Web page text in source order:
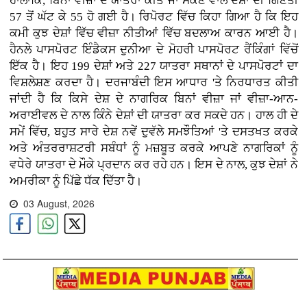
57 ਤੋਂ ਘੱਟ ਕੇ 55 ਹੋ ਗਈ ਹੈ। ਰਿਪੋਰਟ ਵਿੱਚ ਕਿਹਾ ਗਿਆ ਹੈ ਕਿ ਇਹ
ਕਮੀ ਕੁਝ ਦੇਸ਼ਾਂ ਵਿੱਚ ਵੀਜ਼ਾ ਨੀਤੀਆਂ ਵਿੱਚ ਬਦਲਾਅ ਕਾਰਨ ਆਈ ਹੈ।
ਹੈਨਲੇ ਪਾਸਪੋਰਟ ਇੰਡੈਕਸ ਦੁਨੀਆ ਦੇ ਮੋਹਰੀ ਪਾਸਪੋਰਟ ਰੈਂਕਿੰਗਾਂ ਵਿੱਚੋਂ
ਇੱਕ ਹੈ। ਇਹ 199 ਦੇਸ਼ਾਂ ਅਤੇ 227 ਯਾਤਰਾ ਸਥਾਨਾਂ ਦੇ ਪਾਸਪੋਰਟਾਂ ਦਾ
ਵਿਸ਼ਲੇਸ਼ਣ ਕਰਦਾ ਹੈ। ਦਰਜਾਬੰਦੀ ਇਸ ਆਧਾਰ 'ਤੇ ਨਿਰਧਾਰਤ ਕੀਤੀ
ਜਾਂਦੀ ਹੈ ਕਿ ਕਿਸੇ ਦੇਸ਼ ਦੇ ਨਾਗਰਿਕ ਬਿਨਾਂ ਵੀਜ਼ਾ ਜਾਂ ਵੀਜ਼ਾ-ਆਨ-
ਅਰਾਈਵਲ ਦੇ ਨਾਲ ਕਿੰਨੇ ਦੇਸ਼ਾਂ ਦੀ ਯਾਤਰਾ ਕਰ ਸਕਦੇ ਹਨ। ਹਾਲ ਹੀ ਦੇ
ਸਮੇਂ ਵਿੱਚ, ਬਹੁਤ ਸਾਰੇ ਦੇਸ਼ ਨਵੇਂ ਦੁਵੱਲੇ ਸਮਝੌਤਿਆਂ 'ਤੇ ਦਸਤਖਤ ਕਰਕੇ
ਅਤੇ ਅੰਤਰਰਾਸ਼ਟਰੀ ਸਬੰਧਾਂ ਨੂੰ ਮਜ਼ਬੂਤ ​​ਕਰਕੇ ਆਪਣੇ ਨਾਗਰਿਕਾਂ ਨੂੰ
ਵਧੇਰੇ ਯਾਤਰਾ ਦੇ ਮੌਕੇ ਪ੍ਰਦਾਨ ਕਰ ਰਹੇ ਹਨ। ਇਸ ਦੇ ਨਾਲ, ਕੁਝ ਦੇਸ਼ਾਂ ਨੇ
ਅਮਰੀਕਾ ਨੂੰ ਪਿੱਛੇ ਧੱਕ ਦਿੱਤਾ ਹੈ।
03 August, 2026